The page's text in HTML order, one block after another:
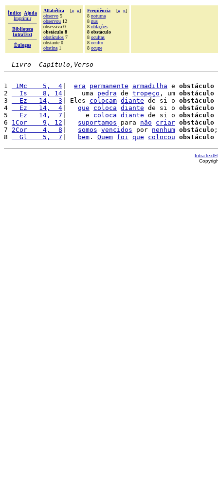
Índice
Ajuda
Imprimir
Biblioteca
IntraText
Èulogos
Alfabética [« »]
observo 5
observou 12
obsessiva 0
obstáculo 8
obstáculos 7
obstante 0
obstina 1
Freqüência [« »]
8 noturna
8 nus
8 oblações
8 obstáculo
8 ocultas
8 oculto
8 ocupe
Livro  Capítulo,Verso
1 1Mc    5,  4 era permanente armadilha e obstáculo
2
  Is    8, 14
|    uma pedra de tropeço , um obstáculo
3
  Ez   14,  3
| Eles colocam diante de si o obstáculo
4
  Ez   14,  4
que coloca diante de si o obstáculo
5
  Ez   14,  7
|     e coloca diante de si o obstáculo
6 1Cor    9, 12 suportamos para não criar obstáculo
7 2Cor    4,  8 somos vencidos por nenhum obstáculo ;
8
  Gl    5,  7
bem . Quem foi que colocou obstáculo
IntraText®